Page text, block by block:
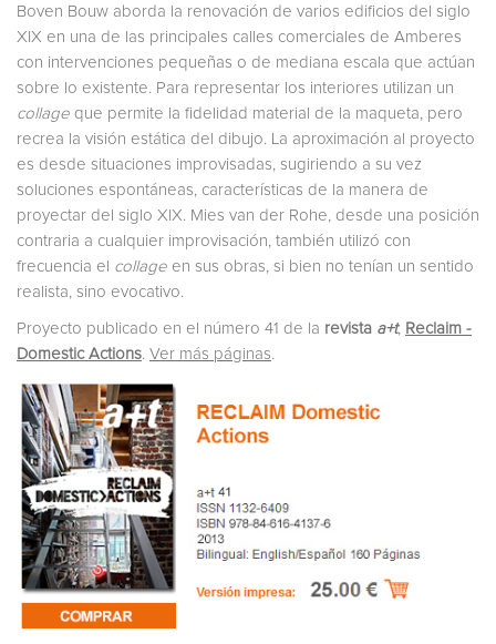
Boven Bouw aborda la renovación de varios edificios del siglo
XIX en una de las principales calles comerciales de Amberes
con intervenciones pequeñas o de mediana escala que actúan
sobre lo existente. Para representar los interiores utilizan un
collage que permite la fidelidad material de la maqueta, pero
recrea la visión estática del dibujo. La aproximación al proyecto
es desde situaciones improvisadas, sugiriendo a su vez
soluciones espontáneas, características de la manera de
proyectar del siglo XIX. Mies van der Rohe, desde una posición
contraria a cualquier improvisación, también utilizó con
frecuencia el collage en sus obras, si bien no tenían un sentido
realista, sino evocativo.
Proyecto publicado en el número 41 de la revista a+t, Reclaim -
Domestic Actions. Ver más páginas.